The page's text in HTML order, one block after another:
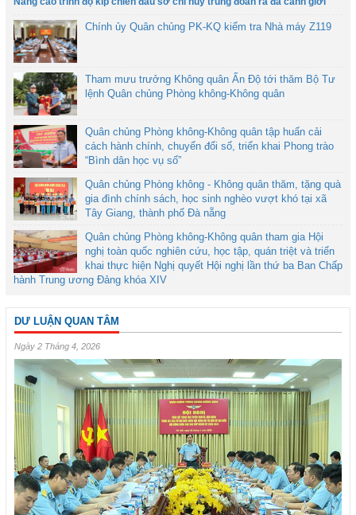
Chính ủy Quân chủng PK-KQ kiểm tra Nhà máy Z119
Tham mưu trưởng Không quân Ấn Độ tới thăm Bộ Tư
lệnh Quân chủng Phòng không-Không quân
Quân chủng Phòng không-Không quân tập huấn cải
cách hành chính, chuyển đổi số, triển khai Phong trào
“Bình dân học vụ số”
Quân chủng Phòng không - Không quân thăm, tặng quà
gia đình chính sách, học sinh nghèo vượt khó tại xã
Tây Giang, thành phố Đà nẵng
Quân chủng Phòng không-Không quân tham gia Hội
nghị toàn quốc nghiên cứu, học tập, quán triệt và triển
khai thực hiện Nghị quyết Hội nghị lần thứ ba Ban Chấp
hành Trung ương Đảng khóa XIV
DƯ LUẬN QUAN TÂM
Ngày 2 Tháng 4, 2026